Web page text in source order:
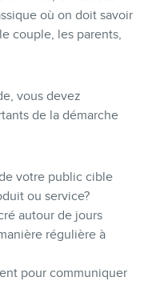
où on doit savoir
couple, les parents,
vous devez
de la démarche
votre public cible
ou service?
autour de jours
régulière à
pour communiquer